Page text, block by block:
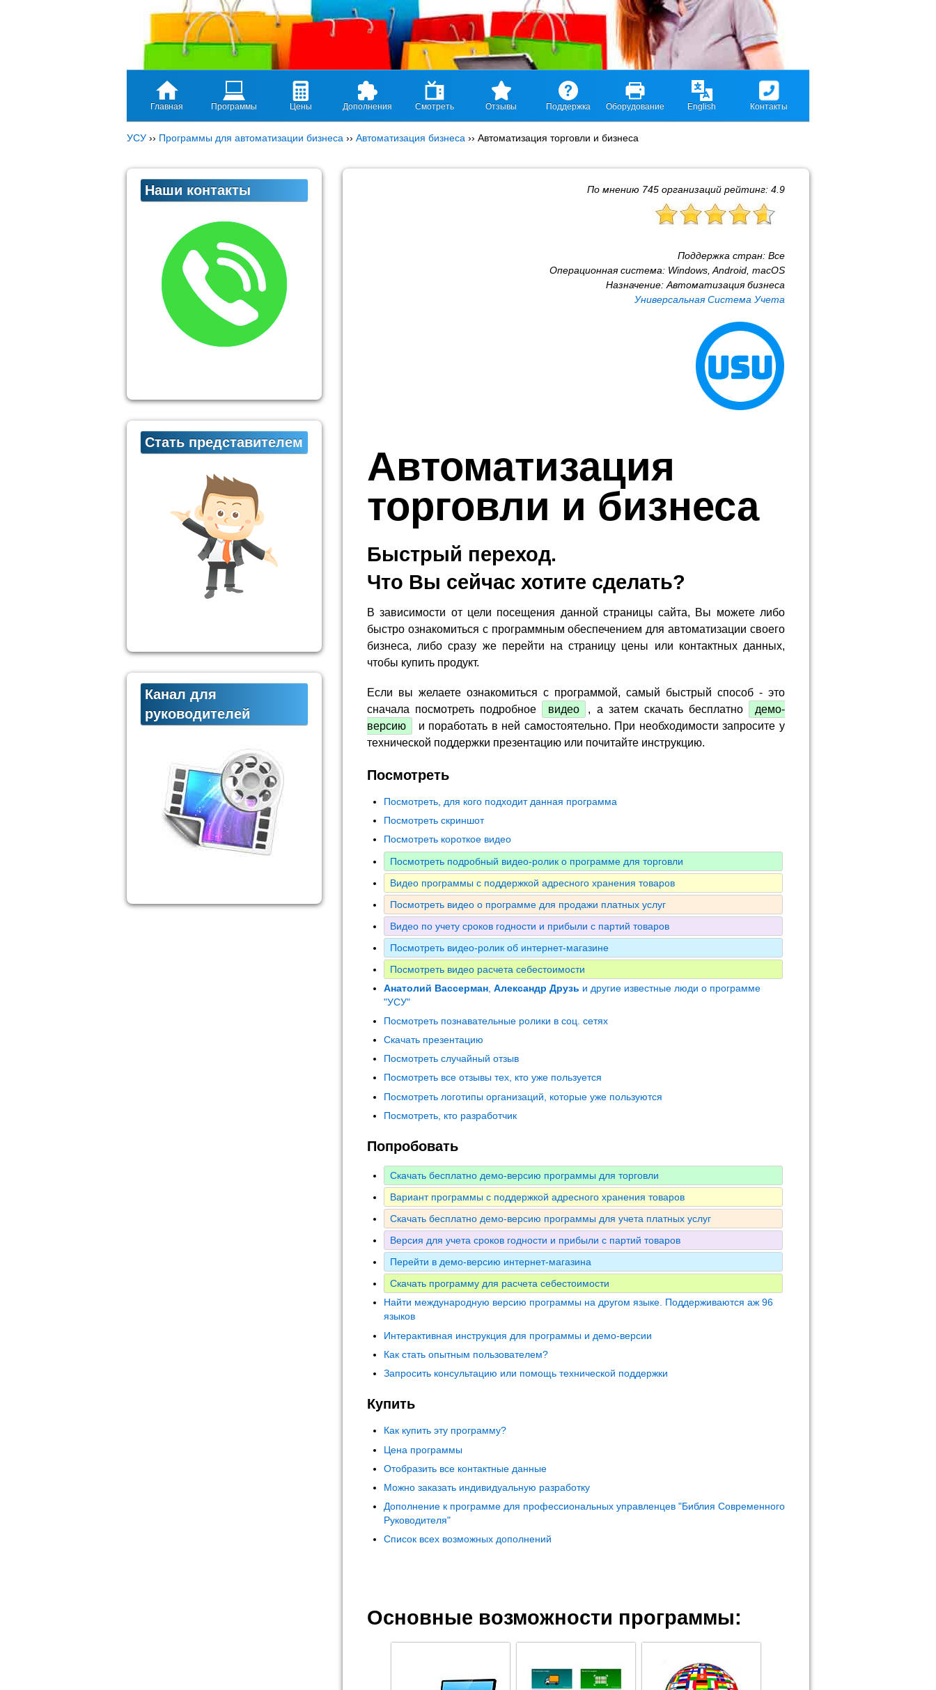
Главная Программы Цены Дополнения Смотреть Отзывы Поддержка Оборудование English Контакты
УСУ ›› Программы для автоматизации бизнеса ›› Автоматизация бизнеса ›› Автоматизация торговли и бизнеса
По мнению 745 организаций рейтинг: 4.9
Поддержка стран: Все
Операционная система: Windows, Android, macOS
Назначение: Автоматизация бизнеса
Универсальная Система Учета
Автоматизация
торговли и бизнеса
Быстрый переход.
Что Вы сейчас хотите сделать?
В зависимости от цели посещения данной страницы сайта, Вы можете либо
быстро ознакомиться с программным обеспечением для автоматизации своего
бизнеса, либо сразу же перейти на страницу цены или контактных данных,
чтобы купить продукт.
Если вы желаете ознакомиться с программой, самый быстрый способ - это
сначала посмотреть подробное
видео , а затем скачать бесплатно
демо-
версию
и поработать в ней самостоятельно. При необходимости запросите у
технической поддержки презентацию или почитайте инструкцию.
Посмотреть
Посмотреть, для кого подходит данная программа
Посмотреть скриншот
Посмотреть короткое видео
Посмотреть подробный видео-ролик о программе для торговли
Видео программы с поддержкой адресного хранения товаров
Посмотреть видео о программе для продажи платных услуг
Видео по учету сроков годности и прибыли с партий товаров
Посмотреть видео-ролик об интернет-магазине
Посмотреть видео расчета себестоимости
Анатолий Вассерман Александр Друзь и другие известные люди о программе
"УСУ"
Посмотреть познавательные ролики в соц. сетях
Скачать презентацию
Посмотреть случайный отзыв
Посмотреть все отзывы тех, кто уже пользуется
Посмотреть логотипы организаций, которые уже пользуются
Посмотреть, кто разработчик
Попробовать
Скачать бесплатно демо-версию программы для торговли
Вариант программы с поддержкой адресного хранения товаров
Скачать бесплатно демо-версию программы для учета платных услуг
Версия для учета сроков годности и прибыли с партий товаров
Перейти в демо-версию интернет-магазина
Скачать программу для расчета себестоимости
Найти международную версию программы на другом языке. Поддерживаются аж 96
языков
Интерактивная инструкция для программы и демо-версии
Как стать опытным пользователем?
Запросить консультацию или помощь технической поддержки
Купить
Как купить эту программу?
Цена программы
Отобразить все контактные данные
Можно заказать индивидуальную разработку
Дополнение к программе для профессиональных управленцев "Библия Современного
Руководителя"
Список всех возможных дополнений
Основные возможности программы:
Наши контакты
Стать представителем
Канал для
руководителей